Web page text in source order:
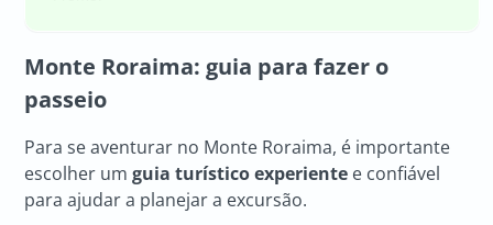
Monte Roraima: guia para fazer o
passeio
Para se aventurar no Monte Roraima, é importante
escolher umguia turístico experiente e confiável
para ajudar a planejar a excursão.